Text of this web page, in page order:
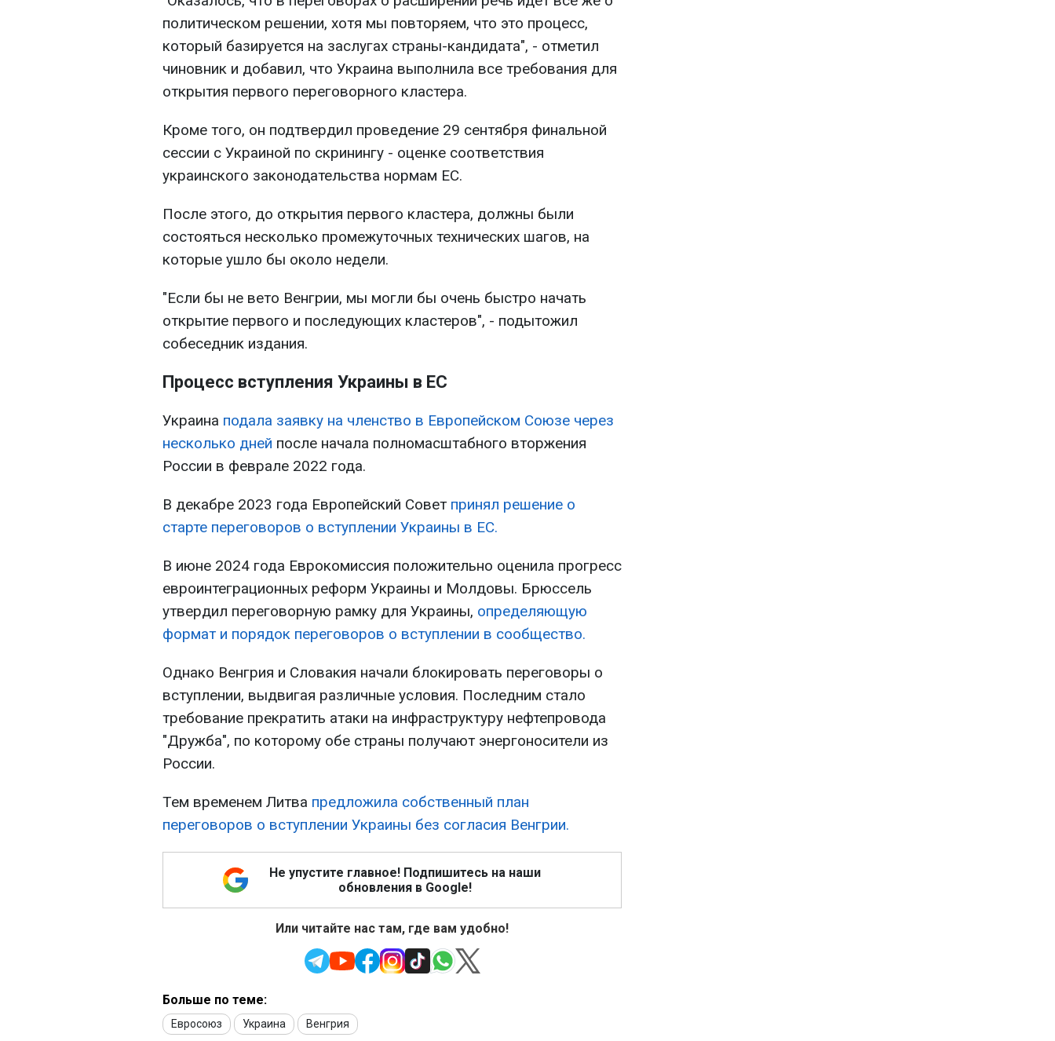
политическом решении, хотя мы повторяем, что это процесс,
который базируется на заслугах страны-кандидата", - отметил
чиновник и добавил, что Украина выполнила все требования для
открытия первого переговорного кластера.
Кроме того, он подтвердил проведение 29 сентября финальной
сессии с Украиной по скринингу - оценке соответствия
украинского законодательства нормам ЕС.
После этого, до открытия первого кластера, должны были
состояться несколько промежуточных технических шагов, на
которые ушло бы около недели.
"Если бы не вето Венгрии, мы могли бы очень быстро начать
открытие первого и последующих кластеров", - подытожил
собеседник издания.
Процесс вступления Украины в ЕС
Украина подала заявку на членство в Европейском Союзе через
несколько дней после начала полномасштабного вторжения
России в феврале 2022 года.
В декабре 2023 года Европейский Совет принял решение о
старте переговоров о вступлении Украины в ЕС.
В июне 2024 года Еврокомиссия положительно оценила прогресс
евроинтеграционных реформ Украины и Молдовы. Брюссель
утвердил переговорную рамку для Украины, определяющую
формат и порядок переговоров о вступлении в сообщество.
Однако Венгрия и Словакия начали блокировать переговоры о
вступлении, выдвигая различные условия. Последним стало
требование прекратить атаки на инфраструктуру нефтепровода
"Дружба", по которому обе страны получают энергоносители из
России.
Тем временем Литва предложила собственный план
переговоров о вступлении Украины без согласия Венгрии.
Не упустите главное! Подпишитесь на наши
обновления в Google!
Или читайте нас там, где вам удобно!
Больше по теме:
Евросоюз Украина Венгрия